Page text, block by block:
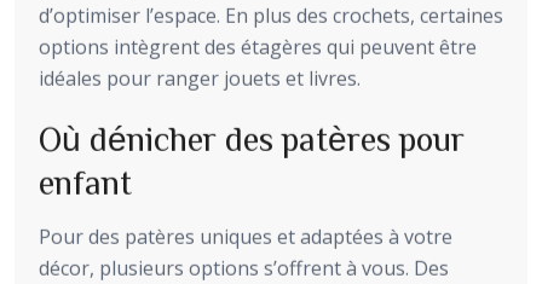
d’optimiser l’espace. En plus des crochets, certaines
options intègrent des étagères qui peuvent être
idéales pour ranger jouets et livres.
Où dénicher des patères pour
enfant
Pour des patères uniques et adaptées à votre
décor, plusieurs options s’offrent à vous. Des